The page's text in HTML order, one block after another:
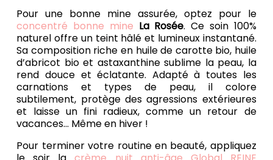
Pour une bonne mine assurée, optez pour le
concentré bonne mine La Rosée. Ce soin 100%
naturel offre un teint hâlé et lumineux instantané.
Sa composition riche en huile de carotte bio, huile
d’abricot bio et astaxanthine sublime la peau, la
rend douce et éclatante. Adapté à toutes les
carnations et types de peau, il colore
subtilement, protège des agressions extérieures
et laisse un fini radieux, comme un retour de
vacances... Même en hiver !
Pour terminer votre routine en beauté, appliquez